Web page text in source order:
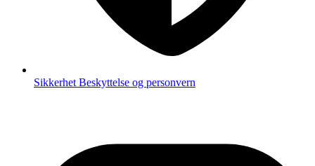
Sikkerhet Beskyttelse og personvern